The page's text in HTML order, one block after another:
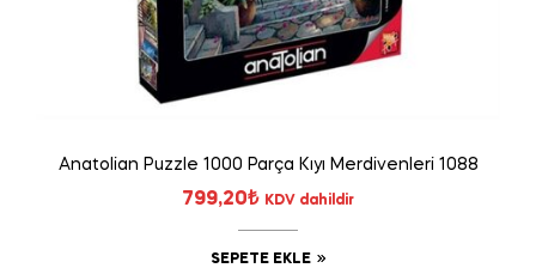
Anatolian Puzzle 1000 Parça Kıyı Merdivenleri 1088
799,20₺ KDV dahildir
SEPETE EKLE